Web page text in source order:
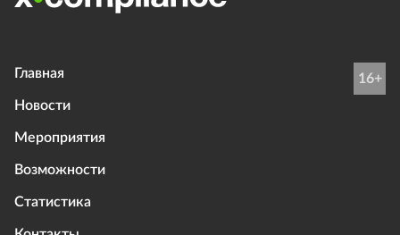
Главная
Новости
Мероприятия
Возможности
Статистика
16+